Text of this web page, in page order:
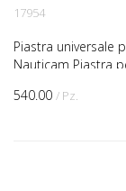
540.00 / Pz.
17954
Piastra universale
Nauticam Piastra
dell'custodia